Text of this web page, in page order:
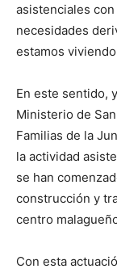
asistenciales
necesidades
estamos
En este sentido,
Ministerio de
Familias de la
la actividad
se han
construcción y
centro
Con esta